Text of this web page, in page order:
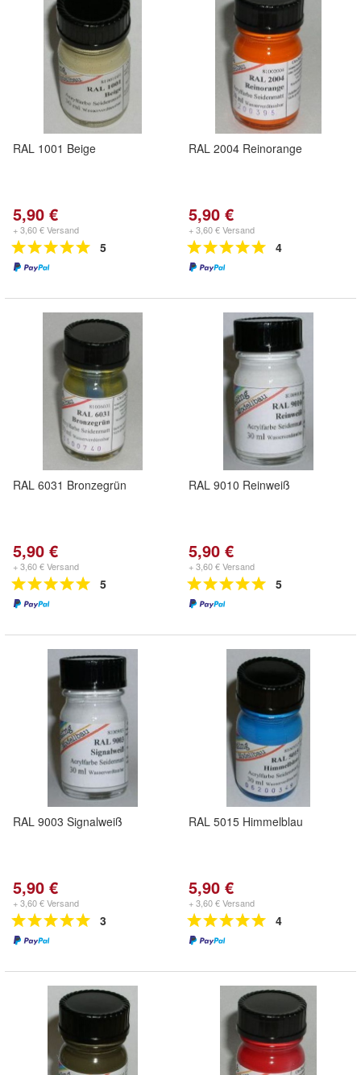
RAL 1001 Beige
5,90 €
+ 3,60 € Versand
5
RAL 2004 Reinorange
5,90 €
+ 3,60 € Versand
4
RAL 6031 Bronzegrün
5,90 €
+ 3,60 € Versand
5
RAL 9010 Reinweiß
5,90 €
+ 3,60 € Versand
5
RAL 9003 Signalweiß
5,90 €
+ 3,60 € Versand
3
RAL 5015 Himmelblau
5,90 €
+ 3,60 € Versand
4